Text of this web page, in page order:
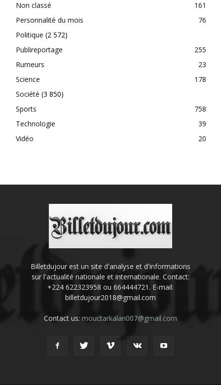
Non classé
161
Personnalité du mois
76
Politique (2 572)
Publireportage
255
Rumeurs
23
Science
178
Société (3 850)
Sports
758
Technologie
39
Vidéo
20
Billetdujour est un site d'analyse et d'informations
sur l'actualité nationale et internationale. Contact:
+224 622323958 ou 664444721. E-mail:
billetdujour2018@gmail.com
Contact us: mouctarkalan007@gmail.com